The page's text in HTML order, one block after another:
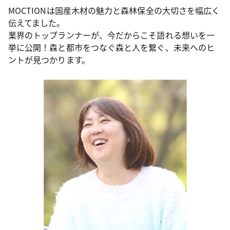
MOCTIONは国産木材の魅力と森林保全の大切さを幅広く
伝えてました。
業界のトップランナーが、今だからこそ語れる想いを一
挙に公開！森と都市をつなぐ森と人を繋ぐ、未来へのヒ
ントが見つかります。